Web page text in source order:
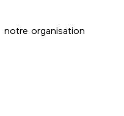
notre organisation